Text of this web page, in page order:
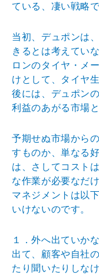
て いる、凄い戦略
当初、デュポンは
きる とは考えてい
ロンのタ イヤ・メ
けとして、タ イヤ
後には、デュポン
利益のあがる市場
予期せぬ市場から
すものか、単なる
は、さして コスト
な作業が必要なだ
マネジメントは以下
いけないのです。
１．外へ出ていか
出て 、顧客や自社
たり聞いたりしな